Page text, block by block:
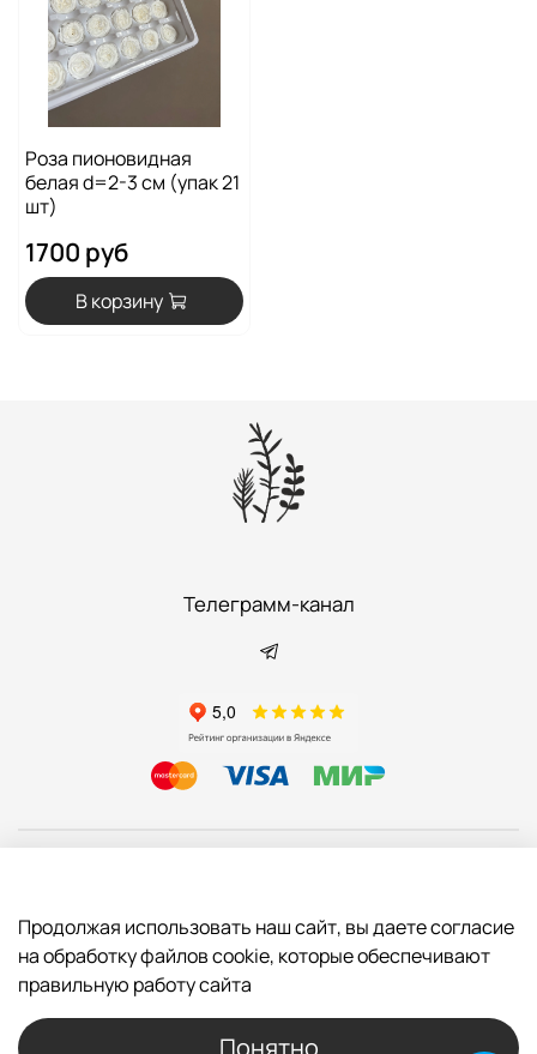
Роза пионовидная
белая d=2-3 см (упак 21
шт)
1700 руб
В корзину
Покупателям
Телеграмм-канал
Продолжая использовать наш сайт, вы даете согласие
на обработку файлов cookie, которые обеспечивают
правильную работу сайта